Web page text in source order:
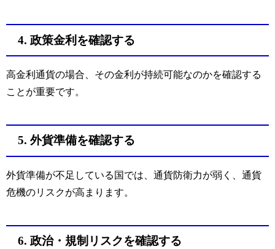
4. 政策金利を確認する
高金利通貨の場合、その金利が持続可能なのかを確認する
ことが重要です。
5. 外貨準備を確認する
外貨準備が不足している国では、通貨防衛力が弱く、通貨
危機のリスクが高まります。
6. 政治・規制リスクを確認する